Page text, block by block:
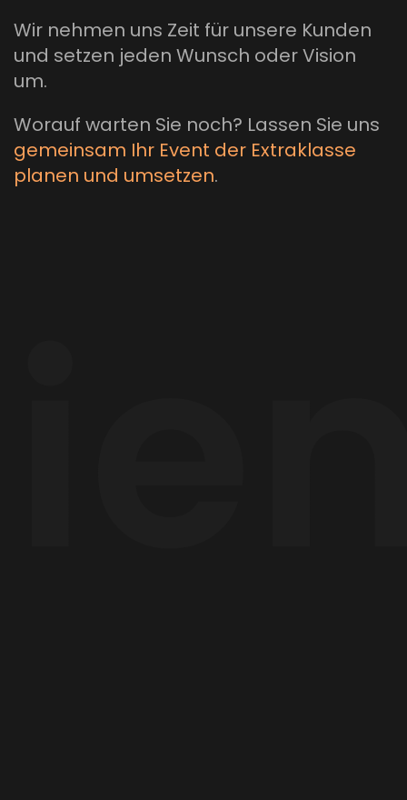
Wir nehmen uns Zeit für unsere Kunden
und setzen jeden Wunsch oder Vision
um.
Worauf warten Sie noch? Lassen Sie uns
gemeinsam Ihr Event der Extraklasse
planen und umsetzen.